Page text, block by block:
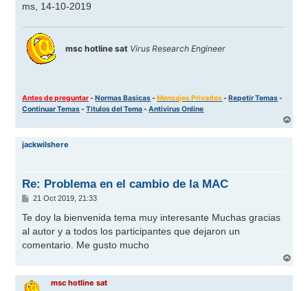
ms, 14-10-2019
msc hotline sat Virus Research Engineer
Antes de preguntar-Normas Basicas-Mensajes Privados-Repetir Temas-
Continuar Temas-Titulos del Tema-Antivirus Online
r
jackwilshere
Re: Problema en el cambio de la MAC
M
n
a
j
e
21 Oct 2019, 21:33
Te doy la bienvenida tema muy interesante Muchas gracias
al autor y a todos los participantes que dejaron un
comentario. Me gusto mucho
r
msc hotline sat